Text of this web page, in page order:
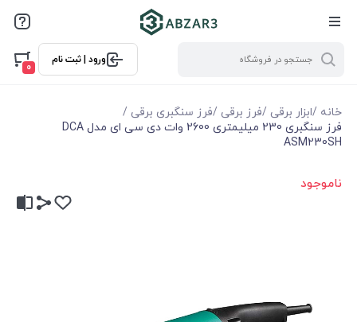
ورود | ثبت نام
0
خانه /ابزار برقی /فرز برقی /فرز سنگبری برقی /
فرز سنگبری 230 میلیمتری 2600 وات دی سی ای مدل DCA
ASM230SH
ناموجود